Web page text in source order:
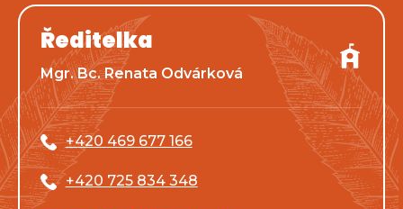
Ředitelka
Mgr. Bc. Renata Odvárková
+420 469 677 166
+420 725 834 348